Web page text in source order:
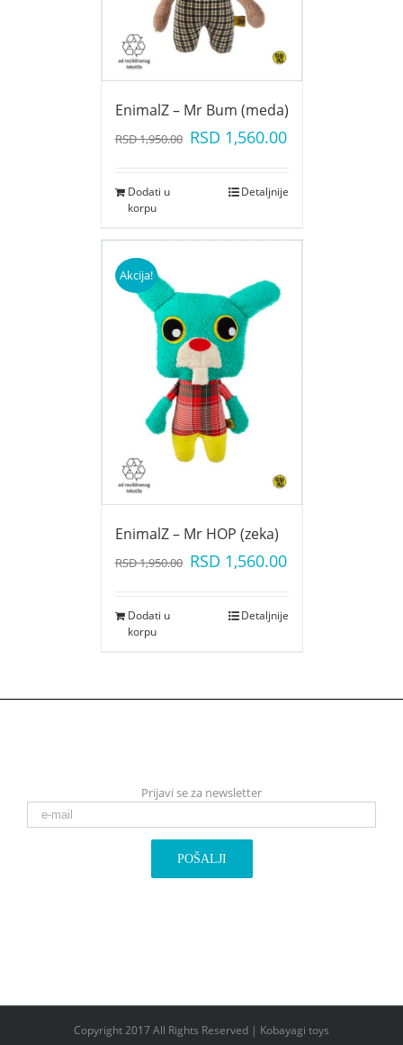
EnimalZ – Mr Bum (meda)
RSD1,950.00 RSD 1,560.00
Dodati u
korpu
Detaljnije
Akcija!
EnimalZ – Mr HOP (zeka)
RSD1,950.00 RSD 1,560.00
Dodati u
korpu
Detaljnije
Prijavi se za newsletter
Copyright 2017 All Rights Reserved | Kobayagi toys